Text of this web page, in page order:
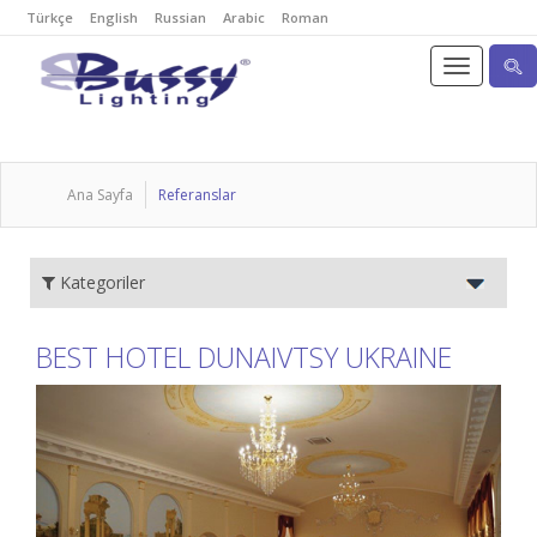
Türkçe English Russian Arabic Roman
Ana Sayfa Referanslar
Kategoriler
BEST HOTEL DUNAIVTSY UKRAINE